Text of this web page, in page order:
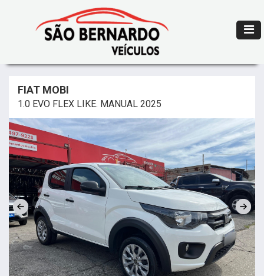
FIAT MOBI
1.0 EVO FLEX LIKE. MANUAL 2025